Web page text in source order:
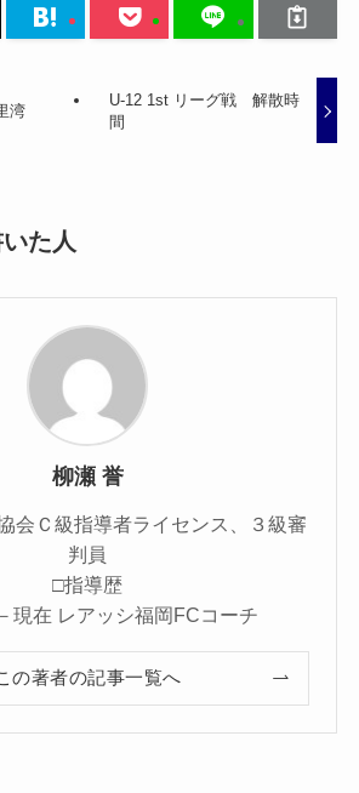
湾
U-12 1st リーグ戦 解散時
間
た人
柳瀬 誉
会Ｃ級指導者ライセンス、３級審
判員
□指導歴
現在 レアッシ福岡FCコーチ
の著者の記事一覧へ